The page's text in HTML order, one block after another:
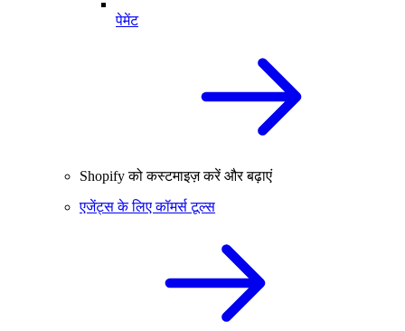
पेमेंट
Shopify को कस्टमाइज़ करें और बढ़ाएं
एजेंट्स के लिए कॉमर्स टूल्स